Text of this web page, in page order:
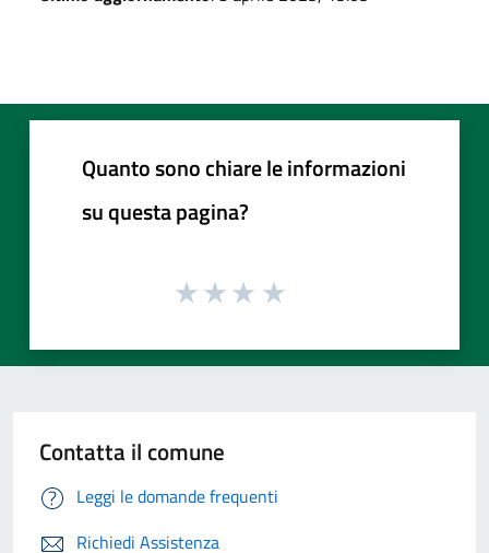
Quanto sono chiare le informazioni
su questa pagina?
Contatta il comune
Leggi le domande frequenti
Richiedi Assistenza